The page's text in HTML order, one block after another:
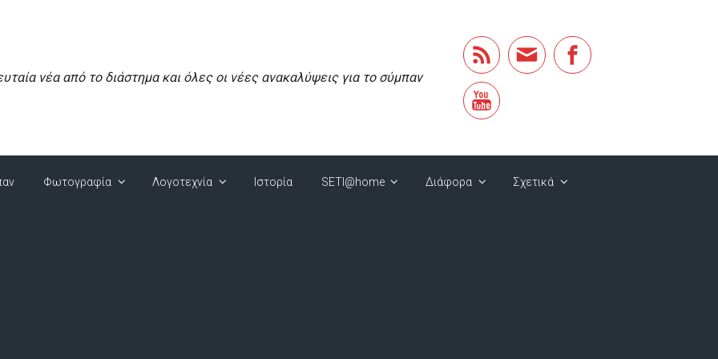
νέα από το διάστημα και όλες οι νέες ανακαλύψεις για το σύμπαν
Φωτογραφία Λογοτεχνία Ιστορία SETI@home Διάφορα Σχετικά